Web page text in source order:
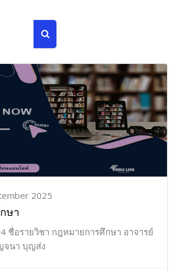
2025
ษา
ชื่อรายวิชา กฎหมายการศึกษา อาจารย์
จนา บุญส่ง